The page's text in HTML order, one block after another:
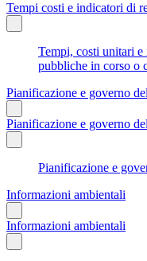
Tempi costi e indicatori di
Tempi, costi unitari
pubbliche in corso o
Pianificazione e governo
Pianificazione e governo
Pianificazione e
Informazioni ambientali
Informazioni ambientali